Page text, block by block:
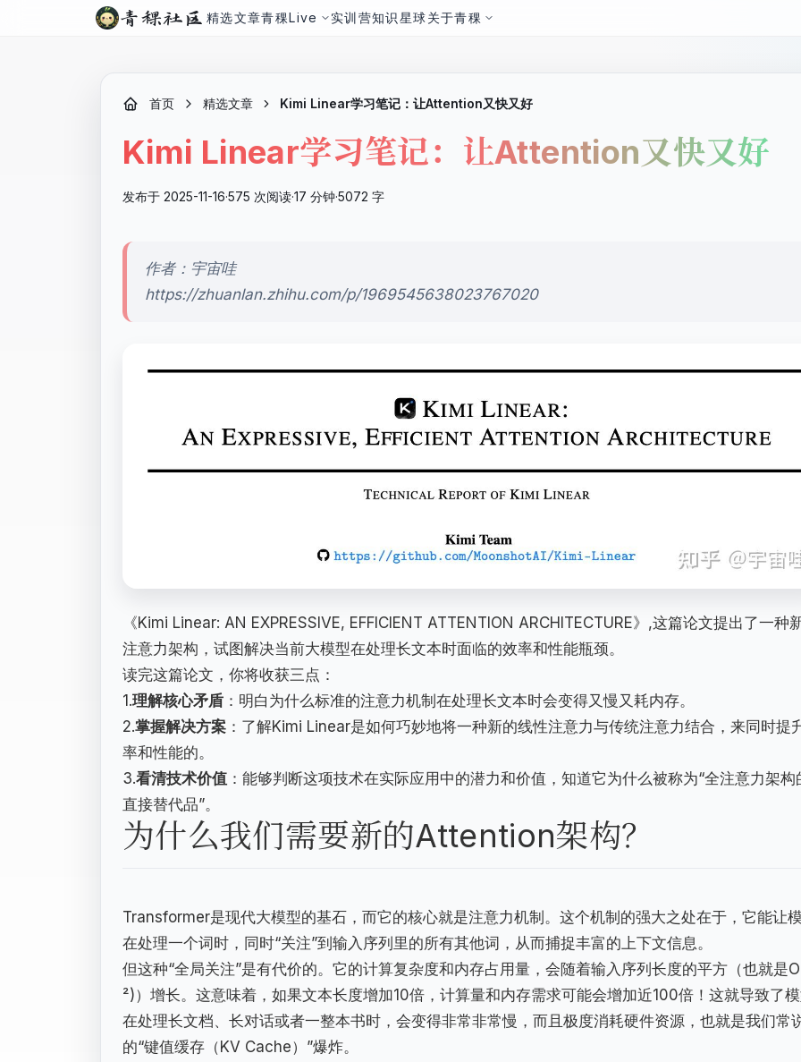
青稞社区 精选文章青稞Live 实训营知识星球关于青稞
首页 精选文章 Kimi Linear学习笔记：让Attention又快又好
Kimi Linear学习笔记：让Attention又快又好
发布于 2025-11-16·575 次阅读·17 分钟·5072 字
作者：宇宙哇
https://zhuanlan.zhihu.com/p/1969545638023767020
《Kimi Linear: AN EXPRESSIVE, EFFICIENT ATTENTION ARCHITECTURE》,这篇论文提出了一种
注意力架构，试图解决当前大模型在处理长文本时面临的效率和性能瓶颈。
读完这篇论文，你将收获三点：
1.理解核心矛盾 ：明白为什么标准的注意力机制在处理长文本时会变得又慢又耗内存。
2.掌握解决方案 ：了解Kimi Linear是如何巧妙地将一种新的线性注意力与传统注意力结合，来同时提
率和性能的。
3.看清技术价值 ：能够判断这项技术在实际应用中的潜力和价值，知道它为什么被称为“全注意力架构
直接替代品”。
为什么我们需要新的Attention架构？
Transformer是现代大模型的基石，而它的核心就是注意力机制。这个机制的强大之处在于，它能让
在处理一个词时，同时“关注”到输入序列里的所有其他词，从而捕捉丰富的上下文信息。
但这种“全局关注”是有代价的。它的计算复杂度和内存占用量，会随着输入序列长度的平方（也就是
²)）增长。这意味着，如果文本长度增加10倍，计算量和内存需求可能会增加近100倍！这就导致了
在处理长文档、长对话或者一整本书时，会变得非常非常慢，而且极度消耗硬件资源，也就是我们常
的“键值缓存（KV Cache）”爆炸。